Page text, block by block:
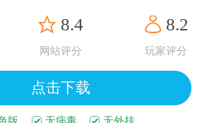
8.4
网站评分
8.2
玩家评分
点击下载
版 无病毒 无外挂